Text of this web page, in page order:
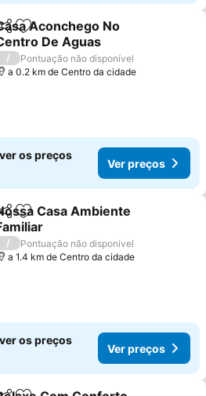
Adicionar aos favoritos
Aconchego No
De Aguas
preços
/
Pontuação não disponível
a 0.2 km de Centro da cidade
os preços
Ver preços
Adicionar aos favoritos
Casa Ambiente
preços
/
Pontuação não disponível
a 1.4 km de Centro da cidade
os preços
Ver preços